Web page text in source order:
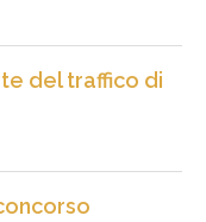
del traffico di